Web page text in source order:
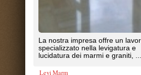
Pavimenti in Marmo. Pavimento
composto da 3 differenti tipologie di
marmo e differenti ...